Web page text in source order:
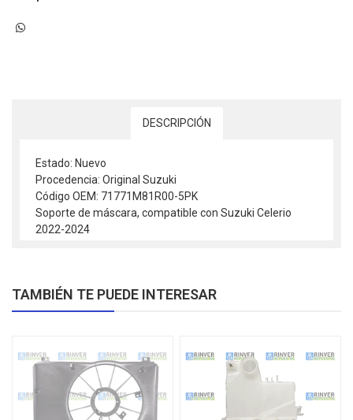
DESCRIPCIÓN
Estado: Nuevo
Procedencia: Original Suzuki
Código OEM: 71771M81R00-5PK
Soporte de máscara, compatible con Suzuki Celerio
2022-2024
TAMBIÉN TE PUEDE INTERESAR